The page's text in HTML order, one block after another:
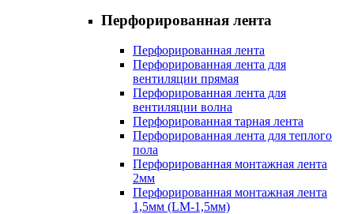
Перфорированная лента
Перфорированная лента
Перфорированная лента для
вентиляции прямая
Перфорированная лента для
вентиляции волна
Перфорированная тарная лента
Перфорированная лента для теплого
пола
Перфорированная монтажная лента
2мм
Перфорированная монтажная лента
1,5мм (LM-1,5мм)